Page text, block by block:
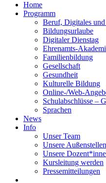
Home
Programm
Beruf, Digitales und
Bildungsurlaube
Digitaler Dienstag
Ehrenamts-
Familienbildung
Gesellschaft
Gesundheit
Kulturelle Bildung
Online-/Web-
Schulabschlüsse –
Sprachen
News
Info
Unser Team
Unsere Außenstellen
Unsere
Kursleitung werden
Pressemitteilungen